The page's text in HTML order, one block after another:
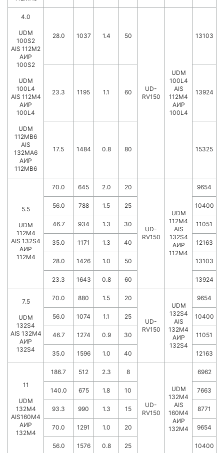
4.0
UDM
100S2
AIS 112M2
АИР
100S2
UDM
100L4
AIS 112M4
АИР
100L4
UDM
112MB6
AIS
132MA6
АИР
112MB6
28.0 1037 1.4 50
UD-
RV150
UDM
100L4
AIS
112M4
АИР
100L4
13103
23.3 1195 1.1 60 13924
17.5 1484 0.8 80 15325
5.5
UDM
112M4
AIS 132S4
АИР
112М4
70.0 645 2.0 20
UD-
RV150
UDM
112M4
AIS
132S4
АИР
112М4
9654
56.0 788 1.5 25 10400
46.7 934 1.3 30 11051
35.0 1171 1.3 40 12163
28.0 1426 1.0 50 13103
23.3 1643 0.8 60 13924
7.5
UDM
132S4
AIS 132M4
АИР
132S4
70.0 880 1.5 20
UD-
RV150
UDM
132S4
AIS
132M4
АИР
132S4
9654
56.0 1074 1.1 25 10400
46.7 1274 0.9 30 11051
35.0 1596 1.0 40 12163
11
UDM
132M4
AIS160M4
АИР
132M4
186.7 512 2.3 8
UD-
RV150
UDM
132M4
AIS
160M4
АИР
132M4
6962
140.0 675 1.8 10 7663
93.3 990 1.3 15 8771
70.0 1291 1.0 20 9654
56.0 1576 0.8 25 10400